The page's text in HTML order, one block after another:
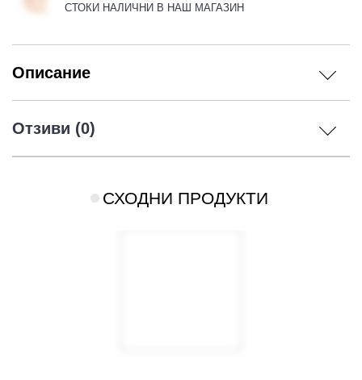
СТОКИ НАЛИЧНИ В НАШ МАГАЗИН
Описание
Отзиви (0)
СХОДНИ ПРОДУКТИ